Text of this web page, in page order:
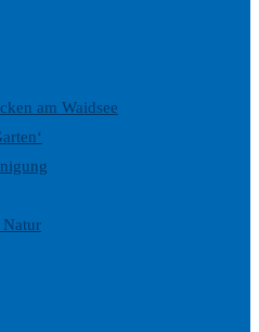
am Waidsee
Natur